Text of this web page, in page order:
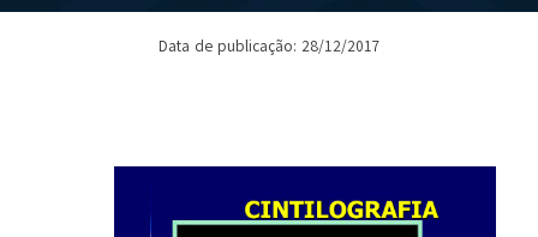
Data de publicação: 28/12/2017